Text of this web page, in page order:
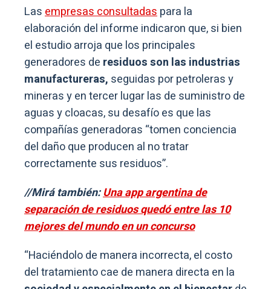
Lasempresas consultadaspara la
elaboración del informe indicaron que, si bien
el estudio arroja que los principales
generadores de residuos son las industrias
manufactureras, seguidas por petroleras y
mineras y en tercer lugar las de suministro de
aguas y cloacas, su desafío es que las
compañías generadoras “tomen conciencia
del daño que producen al no tratar
correctamente sus residuos”.
//Mirá también:Una app argentina de
separación de residuos quedó entre las 10
mejores del mundo en un concurso
“Haciéndolo de manera incorrecta, el costo
del tratamiento cae de manera directa en la